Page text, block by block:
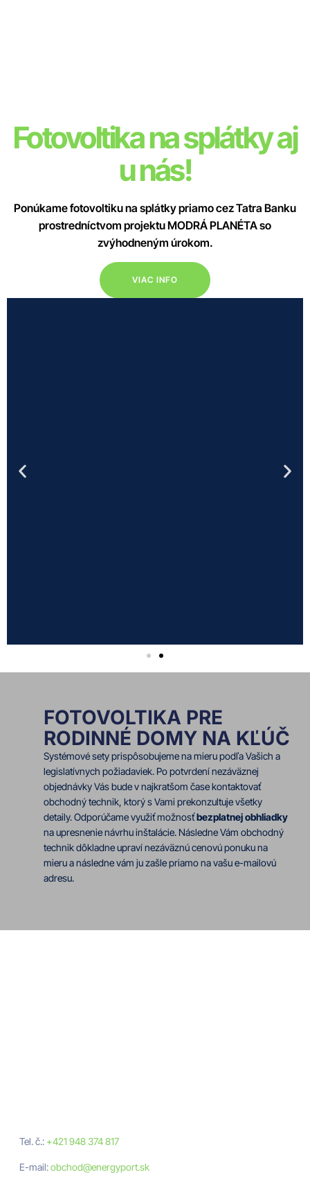
Fotovoltika na splátky aj
u nás!
Ponúkame fotovoltiku na splátky priamo cez Tatra Banku
prostredníctvom projektu MODRÁ PLANÉTA so
zvýhodneným úrokom.
VIAC INFO
FOTOVOLTIKA PRE
RODINNÉ DOMY NA KĽÚČ
Systémové sety prispôsobujeme na mieru podľa Vašich a
legislatívnych požiadaviek. Po potvrdení nezáväznej
objednávky Vás bude v najkratšom čase kontaktovať
obchodný technik, ktorý s Vami prekonzultuje všetky
detaily. Odporúčame využiť možnosťbezplatnej obhliadky
na upresnenie návrhu inštalácie. Následne Vám obchodný
technik dôkladne upraví nezáväznú cenovú ponuku na
mieru a následne vám ju zašle priamo na vašu e-mailovú
adresu.
Tel. č.: +421 948 374 817
E-mail:obchod@energyport.sk